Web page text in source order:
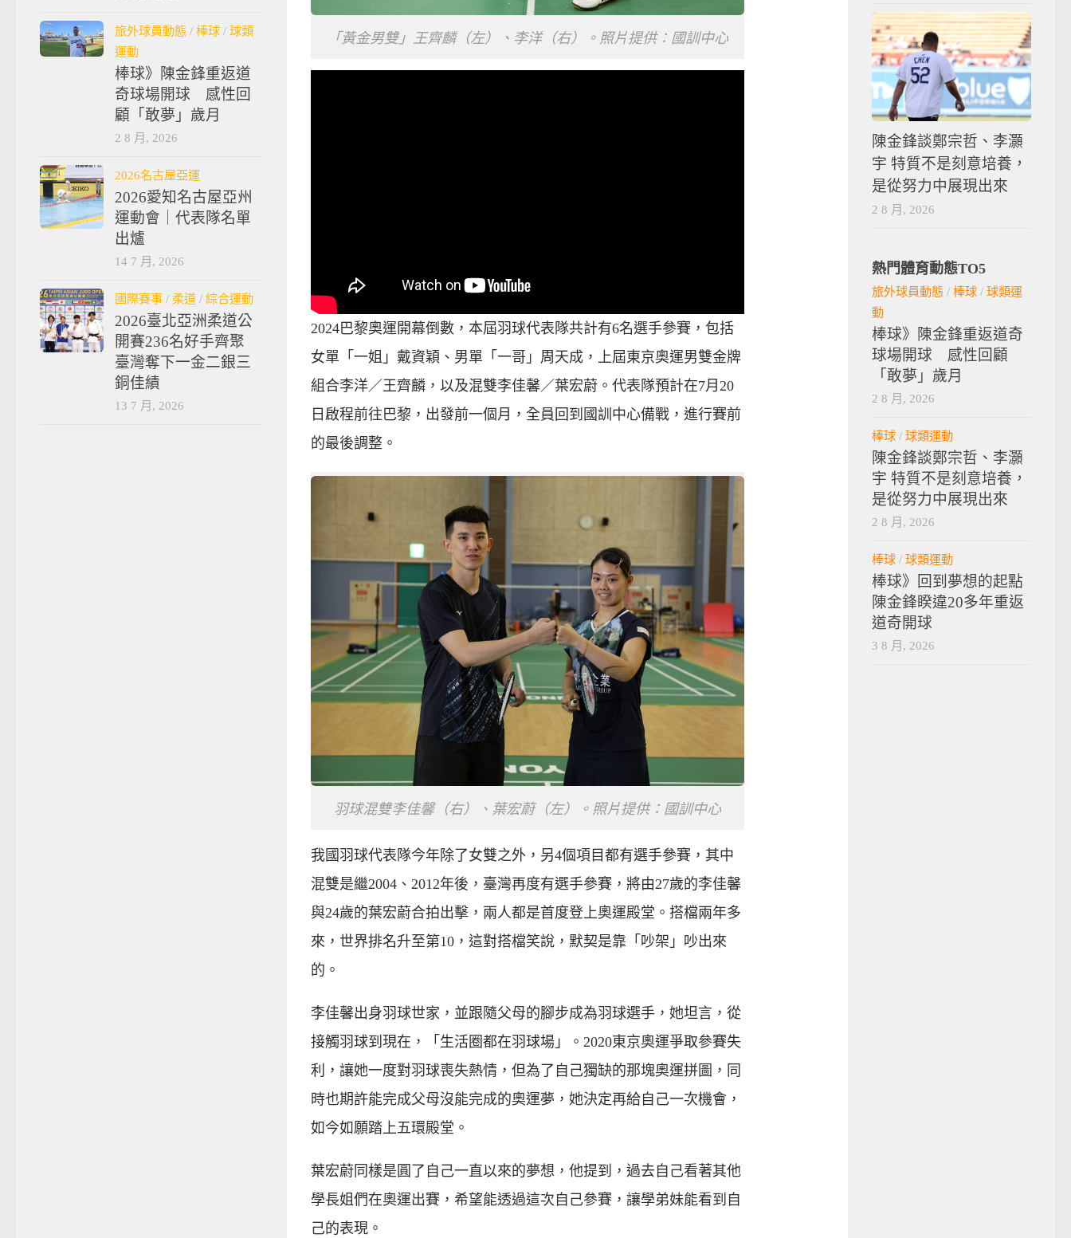
「黃金男雙」王齊麟（左）、李洋（右）。照片提供：國訓中心
2024巴黎奧運開幕倒數，本屆羽球代表隊共計有6名選手參賽，包括
女單「一姐」戴資穎、男單「一哥」周天成，上屆東京奧運男雙金牌
組合李洋／王齊麟，以及混雙李佳馨／葉宏蔚。代表隊預計在7月20
日啟程前往巴黎，出發前一個月，全員回到國訓中心備戰，進行賽前
的最後調整。
羽球混雙李佳馨（右）、葉宏蔚（左）。照片提供：國訓中心
我國羽球代表隊今年除了女雙之外，另4個項目都有選手參賽，其中
混雙是繼2004、2012年後，臺灣再度有選手參賽，將由27歲的李佳馨
與24歲的葉宏蔚合拍出擊，兩人都是首度登上奧運殿堂。搭檔兩年多
來，世界排名升至第10，這對搭檔笑說，默契是靠「吵架」吵出來
的。
李佳馨出身羽球世家，並跟隨父母的腳步成為羽球選手，她坦言，從
接觸羽球到現在，「生活圈都在羽球場」。2020東京奧運爭取參賽失
利，讓她一度對羽球喪失熱情，但為了自己獨缺的那塊奧運拼圖，同
時也期許能完成父母沒能完成的奧運夢，她決定再給自己一次機會，
如今如願踏上五環殿堂。
葉宏蔚同樣是圓了自己一直以來的夢想，他提到，過去自己看著其他
學長姐們在奧運出賽，希望能透過這次自己參賽，讓學弟妹能看到自
己的表現。
旅外球員動態 / 棒球 / 球類
運動
棒球》陳金鋒重返道
奇球場開球 感性回
顧「敢夢」歲月
2 8 月, 2026
2026名古屋亞運
2026愛知名古屋亞州
運動會｜代表隊名單
出爐
14 7 月, 2026
國際賽事 / 柔道 / 綜合運動
2026臺北亞洲柔道公
開賽236名好手齊聚
臺灣奪下一金二銀三
銅佳績
13 7 月, 2026
陳金鋒談鄭宗哲、李灝
宇 特質不是刻意培養，
是從努力中展現出來
2 8 月, 2026
熱門體育動態TO5
旅外球員動態 / 棒球 / 球類運
動
棒球》陳金鋒重返道奇
球場開球 感性回顧
「敢夢」歲月
2 8 月, 2026
棒球 / 球類運動
陳金鋒談鄭宗哲、李灝
宇 特質不是刻意培養，
是從努力中展現出來
2 8 月, 2026
棒球 / 球類運動
棒球》回到夢想的起點
陳金鋒睽違20多年重返
道奇開球
3 8 月, 2026